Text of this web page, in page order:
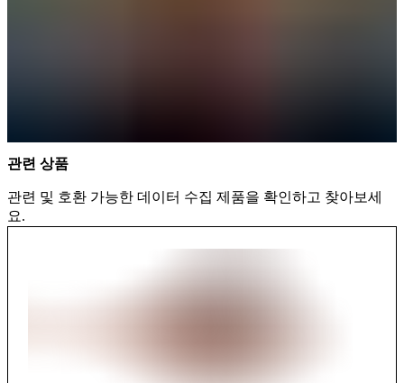
관련 상품
관련 및 호환 가능한 데이터 수집 제품을 확인하고 찾아보세
요.